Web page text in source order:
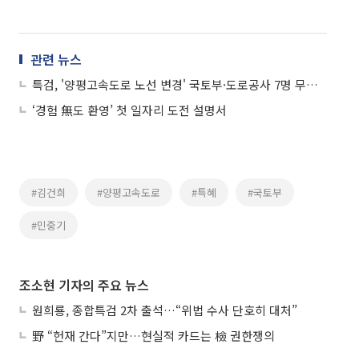
관련 뉴스
특검, '양평고속도로 노선 변경' 국토부·도로공사 7명 무더기 기소
‘경험 無도 환영’ 첫 일자리 도전 설명서
#김건희 #양평고속도로 #특혜 #국토부
#민중기
조소현 기자의 주요 뉴스
원희룡, 종합특검 2차 출석…“위법 수사 단호히 대처”
野 “헌재 간다”지만…현실적 카드는 檢 권한쟁의